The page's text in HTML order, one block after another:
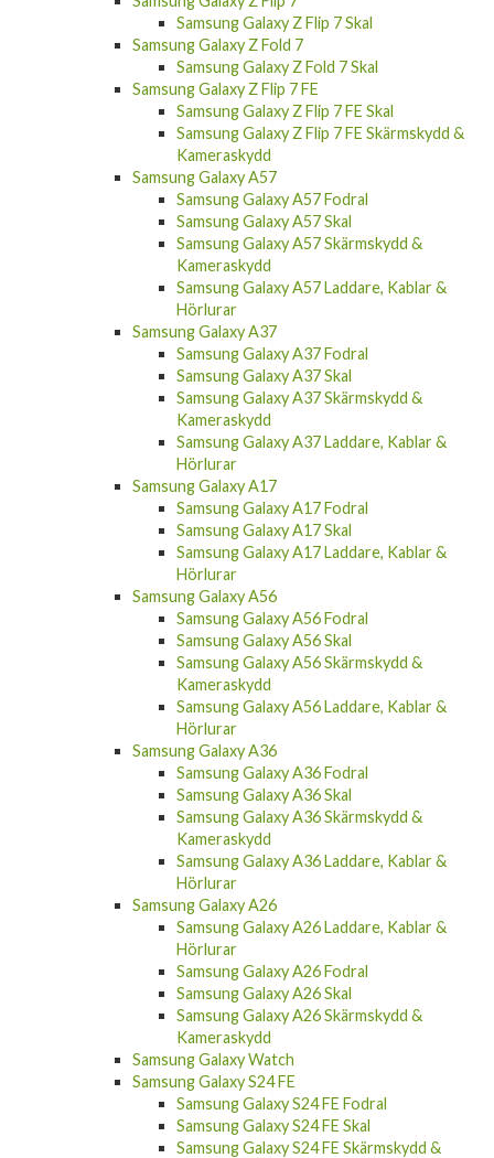
Samsung Galaxy Z Flip 7 Skal
Samsung Galaxy Z Fold 7
Samsung Galaxy Z Fold 7 Skal
Samsung Galaxy Z Flip 7 FE
Samsung Galaxy Z Flip 7 FE Skal
Samsung Galaxy Z Flip 7 FE Skärmskydd &
Kameraskydd
Samsung Galaxy A57
Samsung Galaxy A57 Fodral
Samsung Galaxy A57 Skal
Samsung Galaxy A57 Skärmskydd &
Kameraskydd
Samsung Galaxy A57 Laddare, Kablar &
Hörlurar
Samsung Galaxy A37
Samsung Galaxy A37 Fodral
Samsung Galaxy A37 Skal
Samsung Galaxy A37 Skärmskydd &
Kameraskydd
Samsung Galaxy A37 Laddare, Kablar &
Hörlurar
Samsung Galaxy A17
Samsung Galaxy A17 Fodral
Samsung Galaxy A17 Skal
Samsung Galaxy A17 Laddare, Kablar &
Hörlurar
Samsung Galaxy A56
Samsung Galaxy A56 Fodral
Samsung Galaxy A56 Skal
Samsung Galaxy A56 Skärmskydd &
Kameraskydd
Samsung Galaxy A56 Laddare, Kablar &
Hörlurar
Samsung Galaxy A36
Samsung Galaxy A36 Fodral
Samsung Galaxy A36 Skal
Samsung Galaxy A36 Skärmskydd &
Kameraskydd
Samsung Galaxy A36 Laddare, Kablar &
Hörlurar
Samsung Galaxy A26
Samsung Galaxy A26 Laddare, Kablar &
Hörlurar
Samsung Galaxy A26 Fodral
Samsung Galaxy A26 Skal
Samsung Galaxy A26 Skärmskydd &
Kameraskydd
Samsung Galaxy Watch
Samsung Galaxy S24 FE
Samsung Galaxy S24 FE Fodral
Samsung Galaxy S24 FE Skal
Samsung Galaxy S24 FE Skärmskydd &